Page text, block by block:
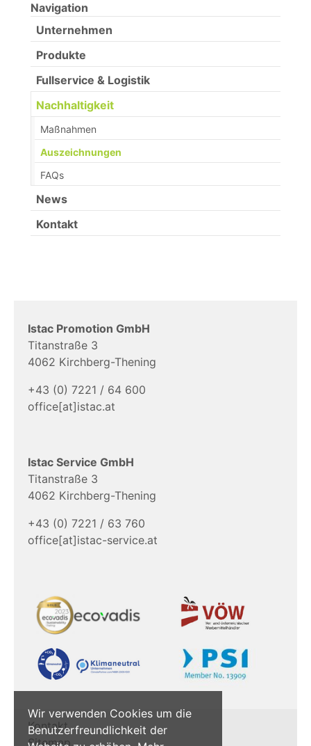
Wir verwenden Cookies um die
Benutzerfreundlichkeit der
Navigation
Unternehmen
Produkte
Fullservice & Logistik
Nachhaltigkeit
Maßnahmen
Auszeichnungen
FAQs
News
Kontakt
Istac Promotion GmbH
Titanstraße 3
4062 Kirchberg-Thening
+43 (0) 7221 / 64 600
office[at]istac.at
Istac Service GmbH
Titanstraße 3
4062 Kirchberg-Thening
+43 (0) 7221 / 63 760
office[at]istac-service.at
Kontakt
Sitemap